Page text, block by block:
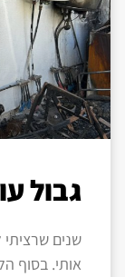
גבול
שנים
אותי. בסוף